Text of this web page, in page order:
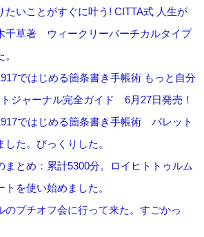
たいことがすぐに叶う! CITTA式 人生が
草著 ウィークリーバーチカルタイプ
ではじめる箇条書き手帳術 もっと自分
ジャーナル完全ガイド 6月27日発売！
ではじめる箇条書き手帳術 バレット
た。びっくりした。
まとめ：累計5300分。ロイヒトトゥルム
を使い始めました。
のプチオフ会に行って来た。すごかっ